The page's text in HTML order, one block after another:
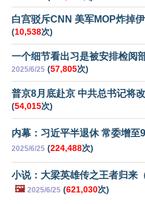
白宫驳斥CNN 美军MOP炸掉
(10,538次)
一个细节看出习是被安排检阅
2025/6/25 (57,805次)
普京8月底赴京 中共总书记将
(54,015次)
内幕：习近平半退休 常委增至
2025/6/25 (224,488次)
小说：大梁英雄传之王者归来
🖼️ 2025/6/25 (621,030次)